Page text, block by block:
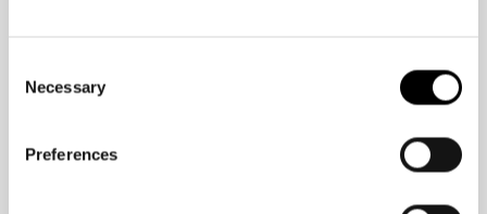
Selection
Necessary
Preferences